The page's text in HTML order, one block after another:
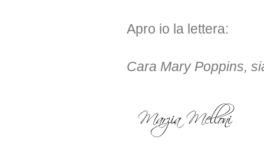
Apro io la lettera:
Cara Mary Poppins,